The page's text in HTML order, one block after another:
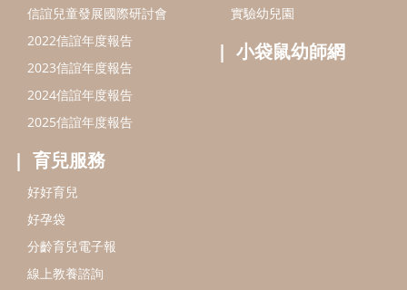
信誼基金會
信誼兒童發展國際研討會